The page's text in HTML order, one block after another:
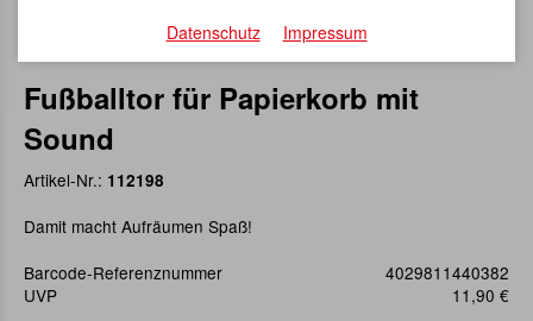
Fußballtor für Papierkorb mit
Sound
Artikel-Nr.: 112198
Damit macht Aufräumen Spaß!
Barcode-Referenznummer
4029811440382
UVP
11,90 €
Datenschutz Impressum